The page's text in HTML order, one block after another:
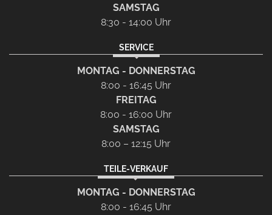
SAMSTAG
8:30 - 14:00 Uhr
SERVICE
MONTAG - DONNERSTAG
8:00 - 16:45 Uhr
FREITAG
8:00 - 16:00 Uhr
SAMSTAG
8:00 – 12:15 Uhr
TEILE-VERKAUF
MONTAG - DONNERSTAG
8:00 - 16:45 Uhr